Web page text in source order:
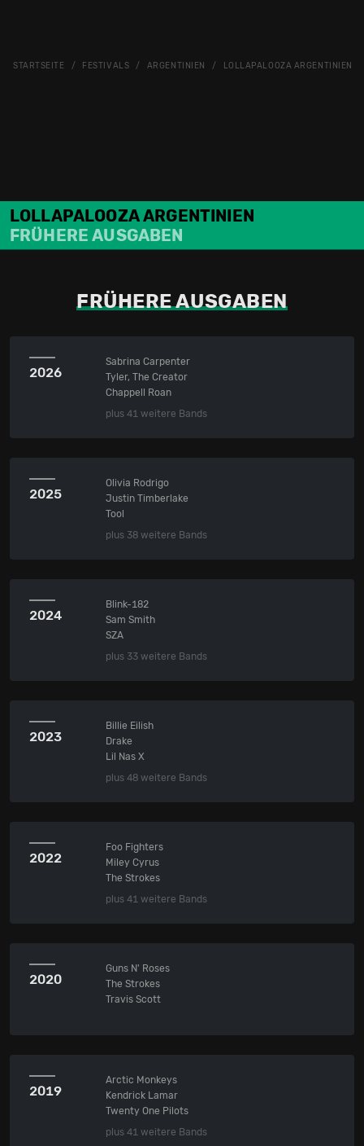
STARTSEITE FESTIVALS ARGENTINIEN LOLLAPALOOZA ARGENTINIEN
LOLLAPALOOZA ARGENTINIEN
FRÜHERE AUSGABEN
FRÜHERE AUSGABEN
2026
Sabrina Carpenter
Tyler, The Creator
Chappell Roan
plus 41 weitere Bands
2025
Olivia Rodrigo
Justin Timberlake
Tool
plus 38 weitere Bands
2024
Blink-182
Sam Smith
SZA
plus 33 weitere Bands
2023
Billie Eilish
Drake
Lil Nas X
plus 48 weitere Bands
2022
Foo Fighters
Miley Cyrus
The Strokes
plus 41 weitere Bands
2020
Guns N' Roses
The Strokes
Travis Scott
2019
Arctic Monkeys
Kendrick Lamar
Twenty One Pilots
plus 41 weitere Bands